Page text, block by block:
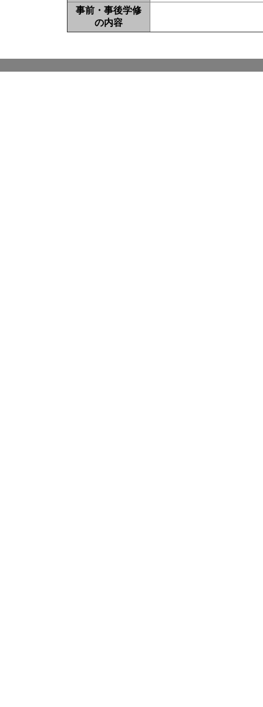
事前・事後学修
の内容